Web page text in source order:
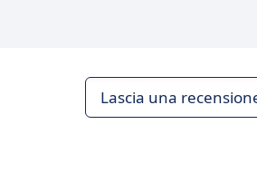
Lascia una